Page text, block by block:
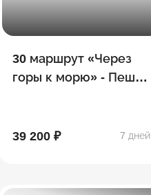
30 маршрут «Через
горы к морю» - Пеший
39 200 ₽ 7 дней